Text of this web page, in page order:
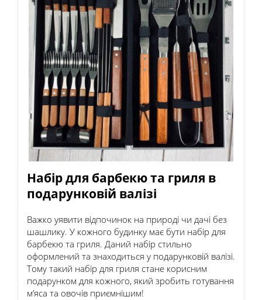
Набір для барбекю та гриля в
подарунковій валізі
Важко уявити відпочинок на природі чи дачі без
шашлику. У кожного будинку має бути набір для
барбекю та гриля. Даний набір стильно
оформлений та знаходиться у подарунковій валізі.
Тому такий набір для гриля стане корисним
подарунком для кожного, який зробить готування
м’яса та овочів приємнішим!